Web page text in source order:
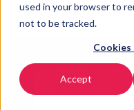
used in your browser to
not to be tracked.
Accept
March 7, 2025